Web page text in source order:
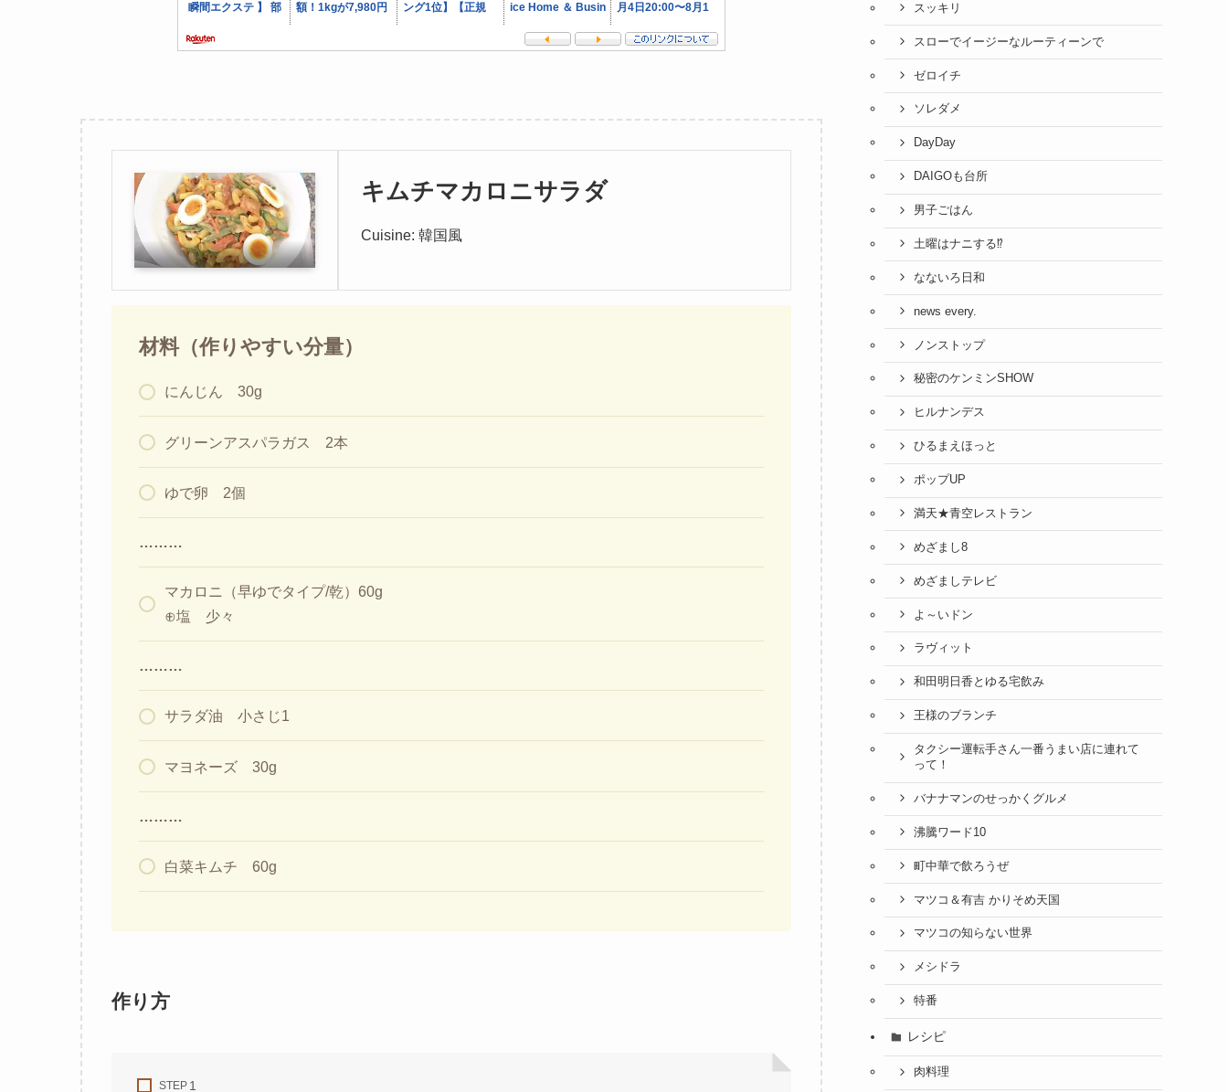
キムチマカロニサラダ
Cuisine: 韓国風
材料（作りやすい分量）
にんじん 30g
グリーンアスパラガス 2本
ゆで卵 2個
………
マカロニ（早ゆでタイプ/乾）60g
⊕塩 少々
………
サラダ油 小さじ1
マヨネーズ 30g
………
白菜キムチ 60g
作り方
STEP
スッキリ
スローでイージーなルーティーンで
ゼロイチ
ソレダメ
DayDay
DAIGOも台所
男子ごはん
土曜はナニする⁉
なないろ日和
news every.
ノンストップ
秘密のケンミンSHOW
ヒルナンデス
ひるまえほっと
ポップUP
満天★青空レストラン
めざまし8
めざましテレビ
よ～いドン
ラヴィット
和田明日香とゆる宅飲み
王様のブランチ
タクシー運転手さん一番うまい店に連れて
って！
バナナマンのせっかくグルメ
沸騰ワード10
町中華で飲ろうぜ
マツコ＆有吉 かりそめ天国
マツコの知らない世界
メシドラ
特番
レシピ
肉料理